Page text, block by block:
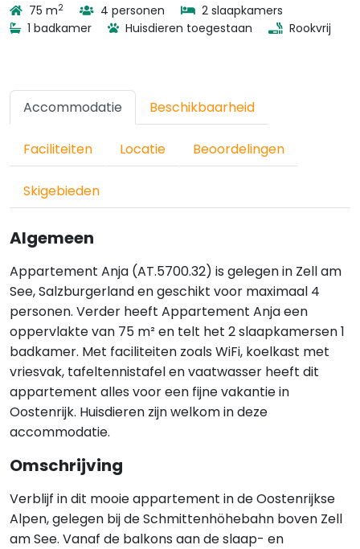
75 m2 4 personen
2 slaapkamers
1 badkamer
Huisdieren toegestaan Rookvrij
Accommodatie Beschikbaarheid
Faciliteiten Locatie Beoordelingen
Skigebieden
Algemeen
Appartement Anja (AT.5700.32) is gelegen in Zell am
See, Salzburgerland en geschikt voor maximaal 4
personen. Verder heeft Appartement Anja een
oppervlakte van 75 m² en telt het 2 slaapkamersen 1
badkamer. Met faciliteiten zoals WiFi, koelkast met
vriesvak, tafeltennistafel en vaatwasser heeft dit
appartement alles voor een fijne vakantie in
Oostenrijk. Huisdieren zijn welkom in deze
accommodatie.
Omschrijving
Verblijf in dit mooie appartement in de Oostenrijkse
Alpen, gelegen bij de Schmittenhöhebahn boven Zell
am See. Vanaf de balkons aan de slaap- en